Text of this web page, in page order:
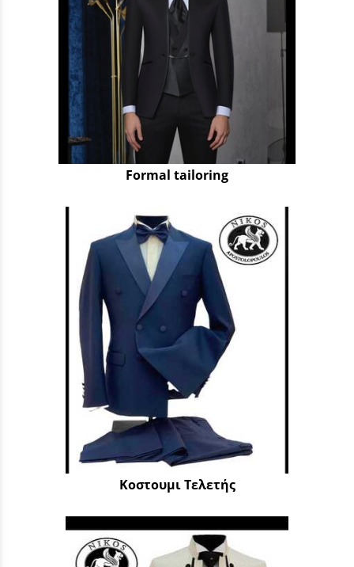
Formal tailoring
Κοστουμι Τελετής